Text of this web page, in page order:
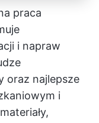
praca
i napraw
oraz najlepsze
i